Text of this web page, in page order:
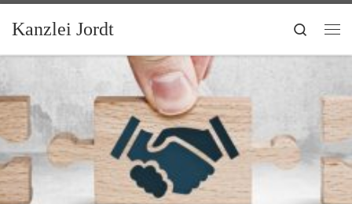
Zum Inhalt springen
Kanzlei Jordt
Search